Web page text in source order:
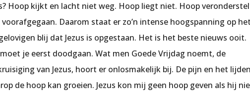
Hoop kijkt en lacht niet weg. Hoop liegt niet. Hoop
Daarom staat er zo’n intense hoogspanning op het
blij dat Jezus is opgestaan. Het is het beste nieuws ooit.
je eerst doodgaan. Wat men Goede Vrijdag noemt, de
van Jezus, hoort er onlosmakelijk bij. De pijn en het lijden
de hoop kan groeien. Jezus kon mij geen hoop geven als hij